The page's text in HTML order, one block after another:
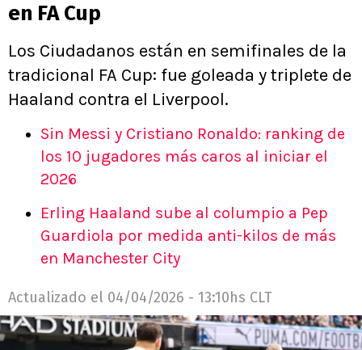
en FA Cup
Los Ciudadanos están en semifinales de la
tradicional FA Cup: fue goleada y triplete de
Haaland contra el Liverpool.
Sin Messi y Cristiano Ronaldo: ranking de
los 10 jugadores más caros al iniciar el
2026
Erling Haaland sube al columpio a Pep
Guardiola por medida anti-kilos de más
en Manchester City
Actualizado el 04/04/2026 - 13:10hs CLT